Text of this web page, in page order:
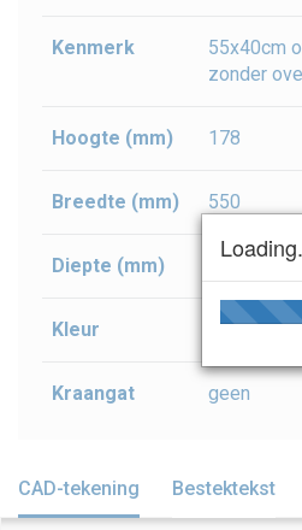
Kenmerk
55x40cm
zonder
Hoogte (mm) 178
Breedte (mm) 550
Diepte (mm)
Kleur wit
Kraangat geen
CAD-tekening Bestektekst